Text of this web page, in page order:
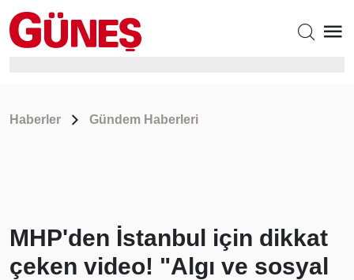
Haberler Gündem Haberleri
MHP'den İstanbul için dikkat
çeken video! "Algı ve sosyal